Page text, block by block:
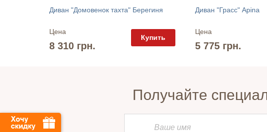
Диван "Домовенок тахта" Берегиня
Цена
8 310 грн.
Купить
Диван "Грасс" Apina
Цена
5 775 грн.
Получайте